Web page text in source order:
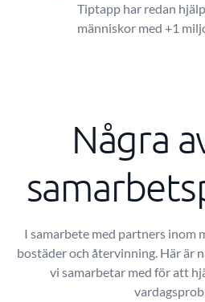
Tiptapp har redan
människor med +1
Några
I samarbete med partners inom
bostäder och återvinning. Här är
vi samarbetar med för att